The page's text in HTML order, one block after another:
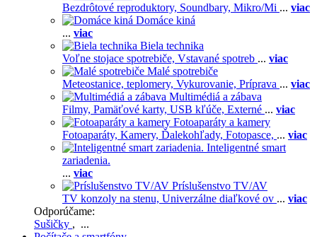
Bezdrôtové reproduktory, Soundbary, Mikro/Mi ... viac
Domáce kiná
... viac
Biela technika
Voľne stojace spotrebiče, Vstavané spotreb ... viac
Malé spotrebiče
Meteostanice, teplomery, Vykurovanie, Príprava ... viac
Multimédiá a zábava
Filmy, Pamäťové karty, USB kľúče, Externé ... viac
Fotoaparáty a kamery
Fotoaparáty, Kamery, Ďalekohľady, Fotopasce, ... viac
Inteligentné smart
zariadenia.
... viac
Príslušenstvo TV/AV
TV konzoly na stenu, Univerzálne diaľkové ov ... viac
Odporúčame:
Sušičky , ...